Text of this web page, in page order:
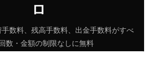
ロ
数料、残高手数料、出金手数料がすべ
数・金額の制限なしに無料